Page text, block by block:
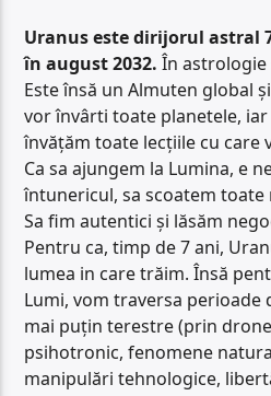
Uranus este dirijorul astral
în august 2032.În astrologie
Este însă un Almuten global
vor învârti toate planetele,
învățăm toate lecțiile cu care
Ca sa ajungem la Lumina, e
întunericul, sa scoatem
Sa fim autentici și lăsăm
Pentru ca, timp de 7 ani,
lumea in care trăim. Însă
Lumi, vom traversa perioade
mai puțin terestre (prin
psihotronic, fenomene
manipulări tehnologice,